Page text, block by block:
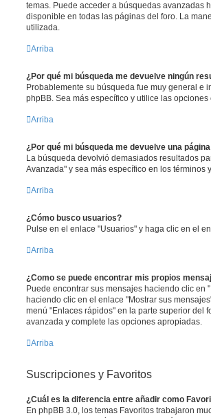
temas. Puede acceder a búsquedas avanzadas
disponible en todas las páginas del foro. La
utilizada.
Arriba
¿Por qué mi búsqueda me devuelve ningún
Probablemente su búsqueda fue muy general e
phpBB. Sea más específico y utilice las
Arriba
¿Por qué mi búsqueda me devuelve una
La búsqueda devolvió demasiados resultados
Avanzada" y sea más específico en los términos
Arriba
¿Cómo busco usuarios?
Pulse en el enlace "Usuarios" y haga clic en el
Arriba
¿Como se puede encontrar mis propios
Puede encontrar sus mensajes haciendo clic
haciendo clic en el enlace "Mostrar sus
menú "Enlaces rápidos" en la parte superior del
avanzada y complete las opciones apropiadas.
Arriba
Suscripciones y Favoritos
¿Cuál es la diferencia entre añadir como
En phpBB 3.0, los temas Favoritos trabajaron